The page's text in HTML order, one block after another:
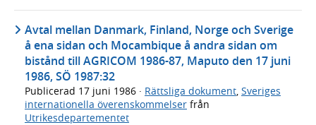
Avtal mellan Danmark, Finland, Norge och Sverige
å ena sidan och Mocambique å andra sidan om
bistånd till AGRICOM 1986-87, Maputo den 17 juni
1986, SÖ 1987:32
Publicerad 17 juni 1986 · Rättsliga dokument Sveriges
internationella överenskommelser från
Utrikesdepartementet